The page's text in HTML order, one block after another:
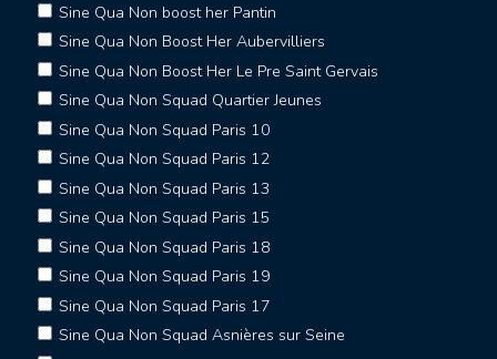
Sine Qua Non boost her Pantin
Sine Qua Non Boost Her Aubervilliers
Sine Qua Non Boost Her Le Pre Saint Gervais
Sine Qua Non Squad Quartier Jeunes
Sine Qua Non Squad Paris 10
Sine Qua Non Squad Paris 12
Sine Qua Non Squad Paris 13
Sine Qua Non Squad Paris 15
Sine Qua Non Squad Paris 18
Sine Qua Non Squad Paris 19
Sine Qua Non Squad Paris 17
Sine Qua Non Squad Asnières sur Seine